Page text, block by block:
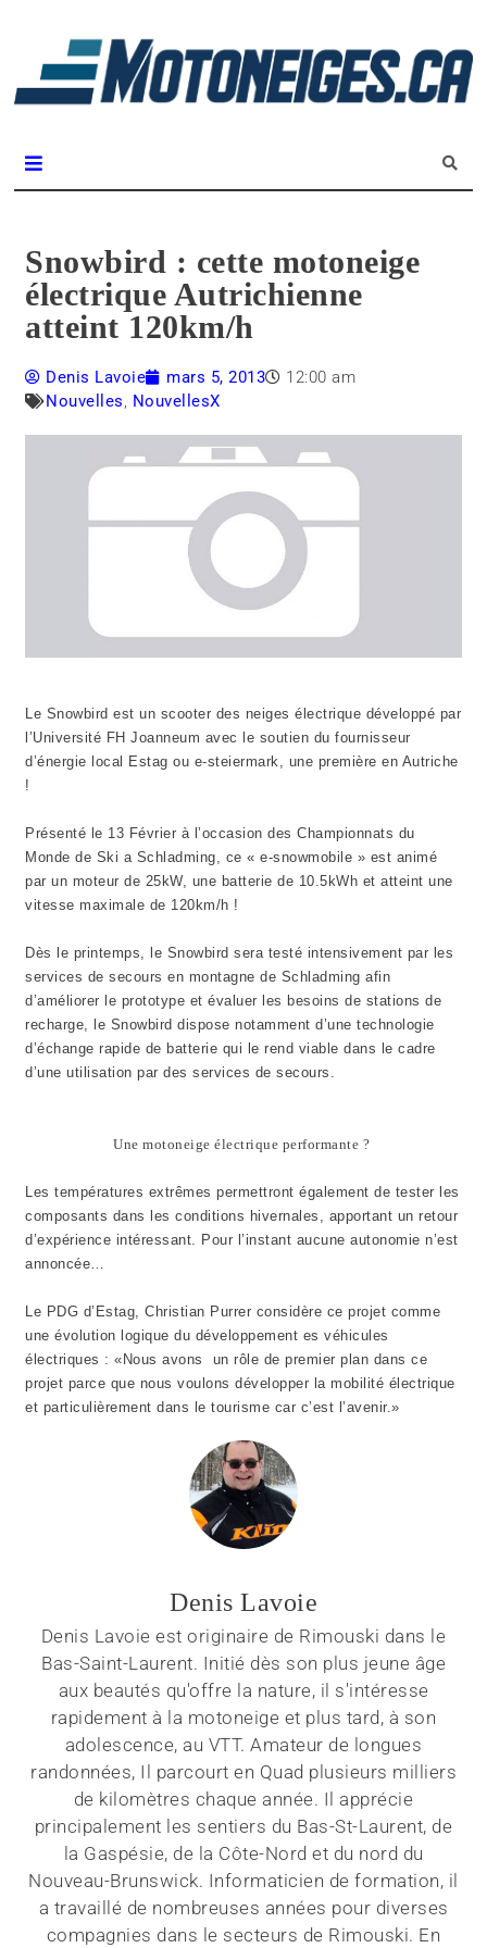
Snowbird : cette motoneige
électrique Autrichienne
atteint 120km/h
Denis Lavoie mars 5, 2013
12:00 am
Nouvelles, NouvellesX
Le Snowbird est un scooter des neiges électrique développé par
l’Université FH Joanneum avec le soutien du fournisseur
d’énergie local Estag ou e-steiermark, une première en Autriche
!
Présenté le 13 Février à l’occasion des Championnats du
Monde de Ski a Schladming, ce « e-snowmobile » est animé
par un moteur de 25kW, une batterie de 10.5kWh et atteint une
vitesse maximale de 120km/h !
Dès le printemps, le Snowbird sera testé intensivement par les
services de secours en montagne de Schladming afin
d’améliorer le prototype et évaluer les besoins de stations de
recharge, le Snowbird dispose notamment d’une technologie
d’échange rapide de batterie qui le rend viable dans le cadre
d’une utilisation par des services de secours.
Une motoneige électrique performante ?
Les températures extrêmes permettront également de tester les
composants dans les conditions hivernales, apportant un retour
d’expérience intéressant. Pour l’instant aucune autonomie n’est
annoncée…
Le PDG d’Estag, Christian Purrer considère ce projet comme
une évolution logique du développement es véhicules
électriques : «Nous avons un rôle de premier plan dans ce
projet parce que nous voulons développer la mobilité électrique
et particulièrement dans le tourisme car c’est l’avenir.»
Denis Lavoie
Denis Lavoie est originaire de Rimouski dans le
Bas-Saint-Laurent. Initié dès son plus jeune âge
aux beautés qu'offre la nature, il s'intéresse
rapidement à la motoneige et plus tard, à son
adolescence, au VTT. Amateur de longues
randonnées, Il parcourt en Quad plusieurs milliers
de kilomètres chaque année. Il apprécie
principalement les sentiers du Bas-St-Laurent, de
la Gaspésie, de la Côte-Nord et du nord du
Nouveau-Brunswick. Informaticien de formation, il
a travaillé de nombreuses années pour diverses
compagnies dans le secteurs de Rimouski. En